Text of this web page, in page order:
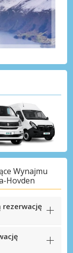
Wynajmu
Hovden
rezerwację